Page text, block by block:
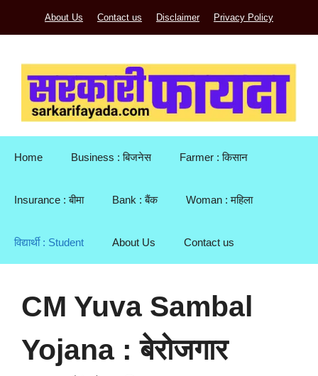
About Us Contact us Disclaimer Privacy Policy
Home Business : बिजनेस Farmer : किसान
Insurance : बीमा Bank : बैंक Woman : महिला
विद्यार्थी : Student About Us Contact us
CM Yuva Sambal
Yojana : बेरोजगार